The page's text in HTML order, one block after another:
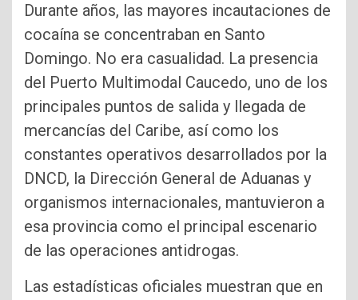
Durante años, las mayores incautaciones de
cocaína se concentraban en Santo
Domingo. No era casualidad. La presencia
del Puerto Multimodal Caucedo, uno de los
principales puntos de salida y llegada de
mercancías del Caribe, así como los
constantes operativos desarrollados por la
DNCD, la Dirección General de Aduanas y
organismos internacionales, mantuvieron a
esa provincia como el principal escenario
de las operaciones antidrogas.
Las estadísticas oficiales muestran que en